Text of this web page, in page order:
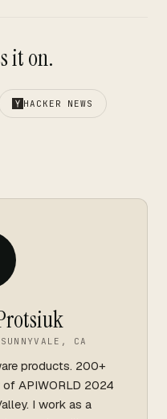
it on.
HACKER NEWS
CA
products. 200+
APIWORLD 2024
I work as a